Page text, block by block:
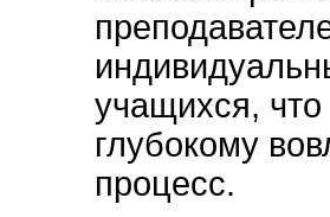
учащихся, что
глубокому
процесс.